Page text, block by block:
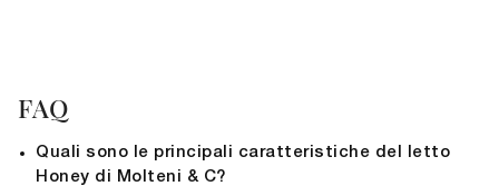
FAQ
Quali sono le principali caratteristiche del letto
Honey di Molteni & C?